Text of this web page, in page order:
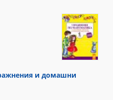
и домашни